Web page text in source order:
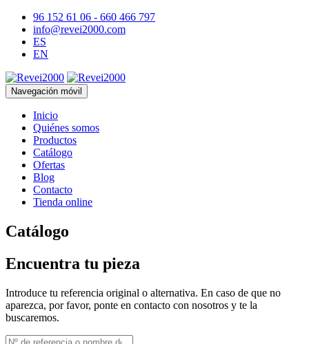
96 152 61 06 - 660 466 797
info@revei2000.com
ES
EN
Navegación móvil
Inicio
Quiénes somos
Productos
Catálogo
Ofertas
Blog
Contacto
Tienda online
Catálogo
Encuentra tu pieza
Introduce tu referencia original o alternativa. En caso de que no
aparezca, por favor, ponte en contacto con nosotros y te la
buscaremos.